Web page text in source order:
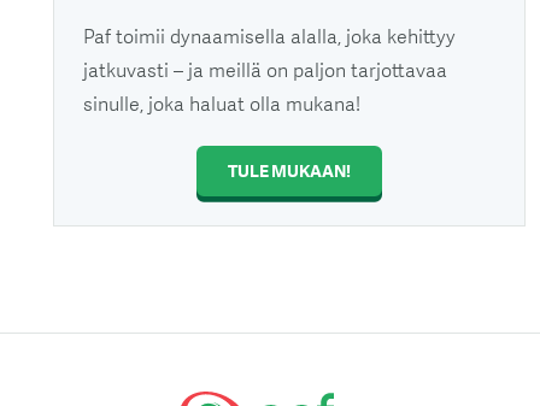
Paf toimii dynaamisella alalla, joka kehittyy
jatkuvasti – ja meillä on paljon tarjottavaa
sinulle, joka haluat olla mukana!
TULE MUKAAN!